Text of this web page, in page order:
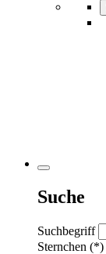
Suche
Suchbegriff
Sternchen (*)